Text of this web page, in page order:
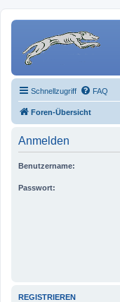
Schnellzugriff FAQ
Foren-Übersicht
Anmelden
Benutzername:
Passwort:
REGISTRIEREN